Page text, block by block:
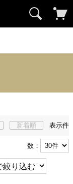
新着順 表示件
数：